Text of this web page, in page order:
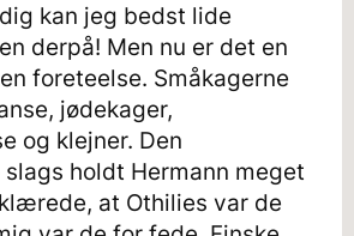
kan jeg bedst lide
derpå! Men nu er det en
foreteelse. Småkagerne
jødekager,
og klejner. Den
holdt Hermann meget
at Othilies var de